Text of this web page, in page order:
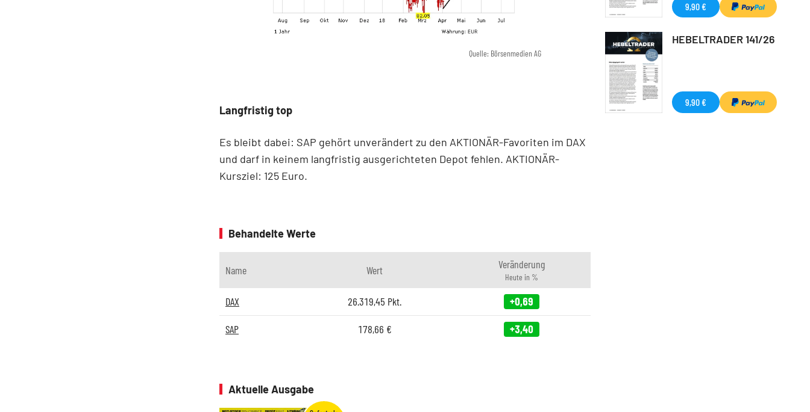
Quelle: Börsenmedien AG
Langfristig top
Es bleibt dabei: SAP gehört unverändert zu den AKTIONÄR-Favoriten im DAX
und darf in keinem langfristig ausgerichteten Depot fehlen. AKTIONÄR-
Kursziel: 125 Euro.
Behandelte Werte
Name Wert Veränderung
Heute in %
DAX 26.319,45 Pkt. +0,69
SAP 178,66 € +3,40
Aktuelle Ausgabe
9,90 €
HEBELTRADER 141/26
9,90 €